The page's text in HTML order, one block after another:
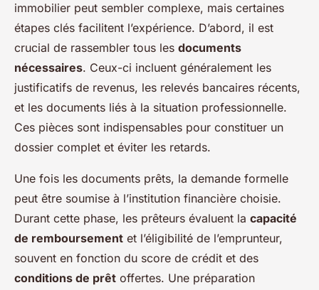
immobilier peut sembler complexe, mais certaines
étapes clés facilitent l’expérience. D’abord, il est
crucial de rassembler tous les documents
nécessaires. Ceux-ci incluent généralement les
justificatifs de revenus, les relevés bancaires récents,
et les documents liés à la situation professionnelle.
Ces pièces sont indispensables pour constituer un
dossier complet et éviter les retards.
Une fois les documents prêts, la demande formelle
peut être soumise à l’institution financière choisie.
Durant cette phase, les prêteurs évaluent la capacité
de remboursement et l’éligibilité de l’emprunteur,
souvent en fonction du score de crédit et des
conditions de prêt offertes. Une préparation